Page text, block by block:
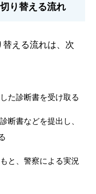
り替える流れ
える流れは、次
た診断書を受け取る
断書などを提出し、
と、警察による実況